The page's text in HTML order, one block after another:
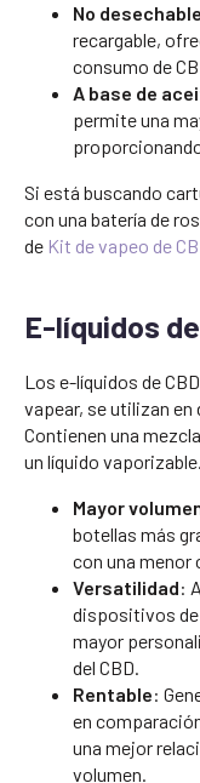
No desechable
recargable,
consumo de
A base de
permite una
Si está buscando
con una batería de
de Kit de vapeo de
E-líquidos
Los e-líquidos de
vapear, se utilizan
Contienen una
un líquido
Mayor
botellas más
con una
Versatilidad:
dispositivos de
mayor
del CBD.
Rentable:
en
una mejor
volumen.